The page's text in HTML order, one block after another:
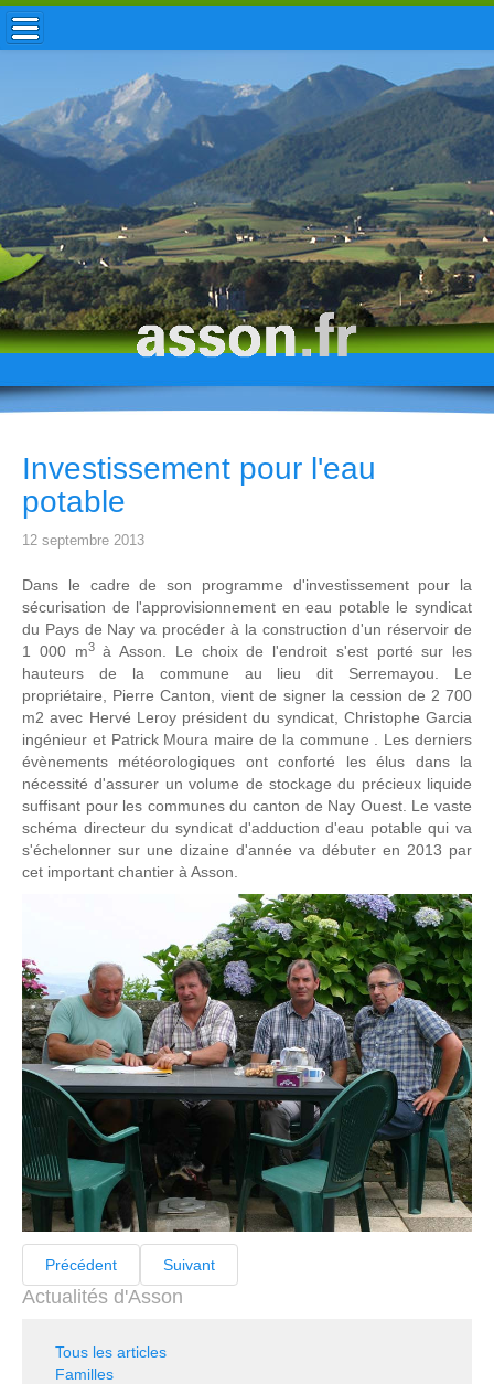
ACCUEIL / INFOS
MUNICIPALITÉ
VIE LOCALE
ENFANCE
TOURISME
HISTOIRE
Investissement pour l'eau
potable
12 septembre 2013
Dans le cadre de son programme d'investissement pour la
sécurisation de l'approvisionnement en eau potable le syndicat
du Pays de Nay va procéder à la construction d'un réservoir de
1 000 m3à Asson. Le choix de l'endroit s'est porté sur les
hauteurs de la commune au lieu dit Serremayou. Le
propriétaire, Pierre Canton, vient de signer la cession de 2 700
m2 avec Hervé Leroy président du syndicat, Christophe Garcia
ingénieur et Patrick Moura maire de la commune . Les derniers
évènements météorologiques ont conforté les élus dans la
nécessité d'assurer un volume de stockage du précieux liquide
suffisant pour les communes du canton de Nay Ouest. Le vaste
schéma directeur du syndicat d'adduction d'eau potable qui va
s'échelonner sur une dizaine d'année va débuter en 2013 par
cet important chantier à Asson.
Précédent Suivant
Actualités d'Asson
Tous les articles
Familles